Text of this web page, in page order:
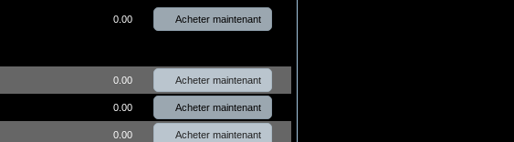
0.00 Acheter maintenant
0.00 Acheter maintenant
0.00 Acheter maintenant
0.00 Acheter maintenant